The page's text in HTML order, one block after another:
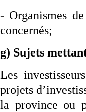
- Organismes
concernés;
g) Sujets
Les
projets
la province ou